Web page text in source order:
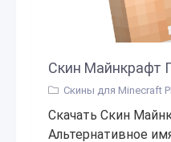
Скин Майнкрафт
Скины для Minecraft
Скачать Скин
Альтернативное